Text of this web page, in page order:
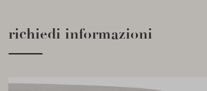
richiedi informazioni